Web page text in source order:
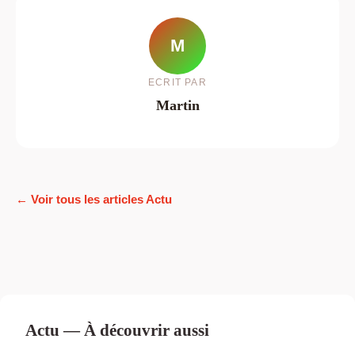
M
ECRIT PAR
Martin
← Voir tous les articles Actu
Actu — À découvrir aussi